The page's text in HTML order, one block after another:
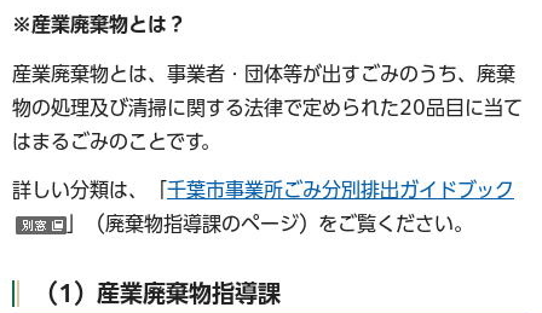
※産業廃棄物とは？
産業廃棄物とは、事業者・団体等が出すごみのうち、廃棄
物の処理及び清掃に関する法律で定められた20品目に当て
はまるごみのことです。
詳しい分類は、「 千葉市事業所ごみ分別排出ガイドブック
（別ウインドウで開く）
」（廃棄物指導課のページ）をご覧ください。
（1）産業廃棄物指導課